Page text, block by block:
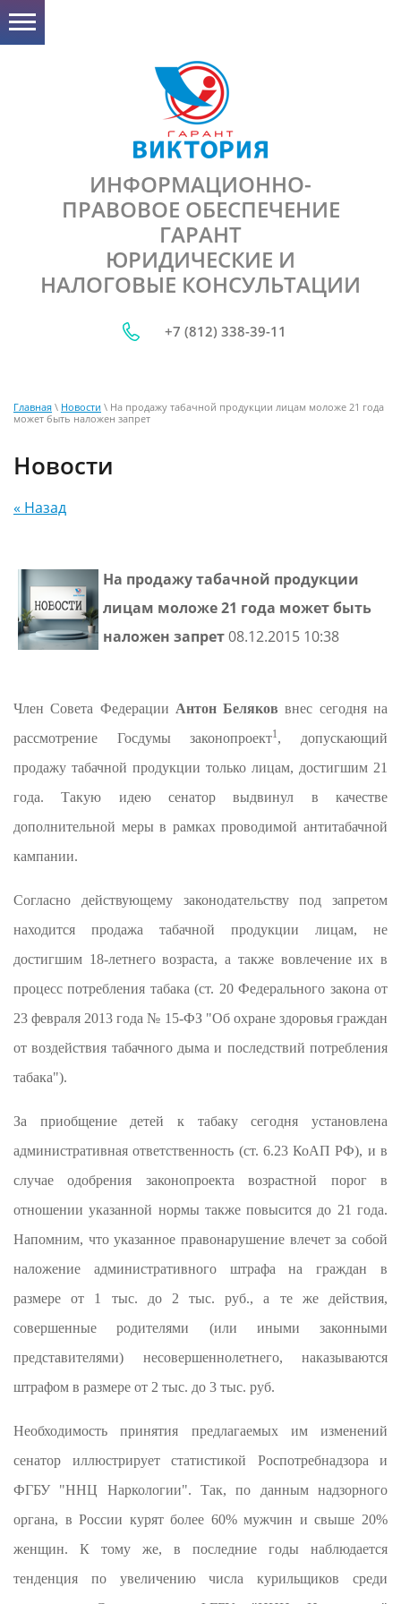
ИНФОРМАЦИОННО-
ПРАВОВОЕ ОБЕСПЕЧЕНИЕ
ГАРАНТ
ЮРИДИЧЕСКИЕ И
НАЛОГОВЫЕ КОНСУЛЬТАЦИИ
+7 (812) 338-39-11
Главная \ Новости \ На продажу табачной продукции лицам моложе 21 года
может быть наложен запрет
Новости
« Назад
На продажу табачной продукции
лицам моложе 21 года может быть
наложен запрет08.12.2015 10:38
Член Совета Федерации Антон Беляков внес сегодня на
рассмотрение Госдумы законопроект1, допускающий
продажу табачной продукции только лицам, достигшим 21
года. Такую идею сенатор выдвинул в качестве
дополнительной меры в рамках проводимой антитабачной
кампании.
Согласно действующему законодательству под запретом
находится продажа табачной продукции лицам, не
достигшим 18-летнего возраста, а также вовлечение их в
процесс потребления табака (ст. 20 Федерального закона от
23 февраля 2013 года № 15-ФЗ "Об охране здоровья граждан
от воздействия табачного дыма и последствий потребления
табака").
За приобщение детей к табаку сегодня установлена
административная ответственность (ст. 6.23 КоАП РФ), и в
случае одобрения законопроекта возрастной порог в
отношении указанной нормы также повысится до 21 года.
Напомним, что указанное правонарушение влечет за собой
наложение административного штрафа на граждан в
размере от 1 тыс. до 2 тыс. руб., а те же действия,
совершенные родителями (или иными законными
представителями) несовершеннолетнего, наказываются
штрафом в размере от 2 тыс. до 3 тыс. руб.
Необходимость принятия предлагаемых им изменений
сенатор иллюстрирует статистикой Роспотребнадзора и
ФГБУ "ННЦ Наркологии". Так, по данным надзорного
органа, в России курят более 60% мужчин и свыше 20%
женщин. К тому же, в последние годы наблюдается
тенденция по увеличению числа курильщиков среди